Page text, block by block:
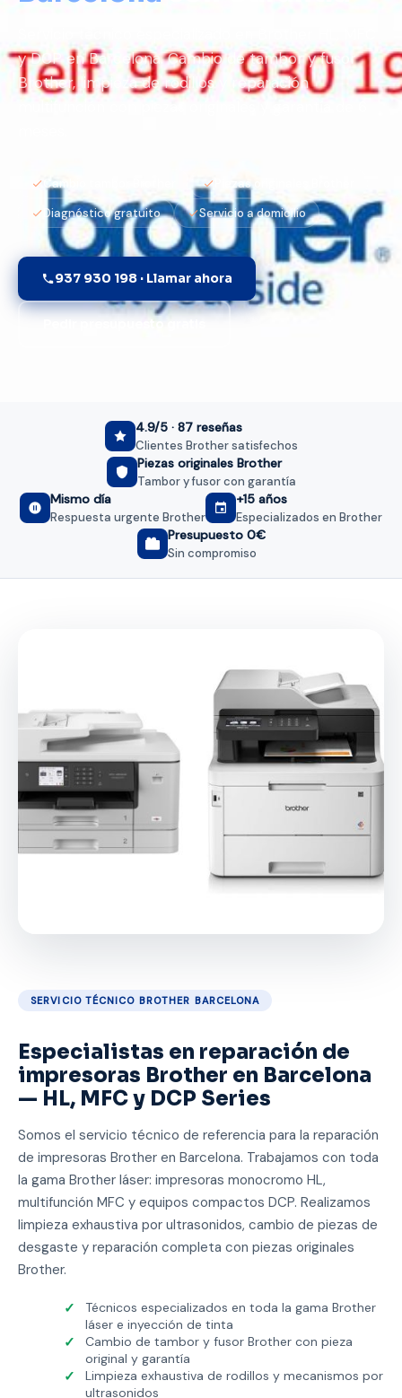
y DCP en Barcelona. Cambio de tambor y fusor
Brother, limpieza de rodillos y reparación
Cambio tambor Brother
Piezas originales Brother
Diagnóstico gratuito
Servicio a domicilio
937 930 198 · Llamar ahora
Pedir presupuesto gratis
4.9/5 · 87 reseñas
Clientes Brother satisfechos
Piezas originales Brother
Tambor y fusor con garantía
Mismo día
Respuesta urgente Brother
+15 años
Especializados en Brother
Presupuesto 0€
Sin compromiso
SERVICIO TÉCNICO BROTHER BARCELONA
Especialistas en reparación de
impresoras Brother en Barcelona
— HL, MFC y DCP Series
Somos el servicio técnico de referencia para la reparación
de impresoras Brother en Barcelona. Trabajamos con toda
la gama Brother láser: impresoras monocromo HL,
multifunción MFC y equipos compactos DCP. Realizamos
limpieza exhaustiva por ultrasonidos, cambio de piezas de
desgaste y reparación completa con piezas originales
Brother.
Técnicos especializados en toda la gama Brother
láser e inyección de tinta
Cambio de tambor y fusor Brother con pieza
original y garantía
Limpieza exhaustiva de rodillos y mecanismos por
ultrasonidos